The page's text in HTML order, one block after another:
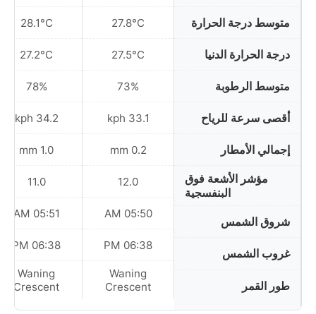
متوسط درجة الحرارة
درجة الحرارة الدنيا
متوسط الرطوبة
أقصى سرعة للرياح
إجمالي الأمطار
مؤشر الأشعة فوق
البنفسجية
شروق الشمس
غروب الشمس
طور القمر
27.8°C
27.5°C
73%
33.1 kph
0.2 mm
12.0
05:50 AM
06:38 PM
Waning
Crescent
28.1°C
27.2°C
78%
34.2 kph
1.0 mm
11.0
05:51 AM
06:38 PM
Waning
Crescent